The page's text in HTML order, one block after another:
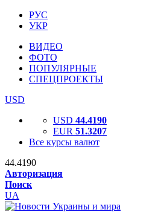
РУС
УКР
ВИДЕО
ФОТО
ПОПУЛЯРНЫЕ
СПЕЦПРОЕКТЫ
USD
USD 44.4190
EUR 51.3207
Все курсы валют
44.4190
Авторизация
Поиск
UA